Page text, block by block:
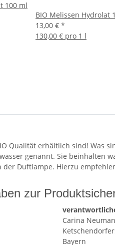
100 ml
BIO Melissen Hydrolat
13,00 € *
130,00 € pro 1 l
Qualität erhältlich sind! Was
genannt. Sie beinhalten
Duftlampe. Hierzu
zur
Carina
Bayern